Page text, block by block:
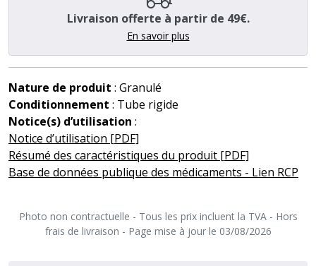
Livraison offerte à partir de 49€.
En savoir plus
Nature de produit : Granulé
Conditionnement : Tube rigide
Notice(s) d’utilisation :
Notice d’utilisation [PDF]
Résumé des caractéristiques du produit [PDF]
Base de données publique des médicaments - Lien RCP
Photo non contractuelle - Tous les prix incluent la TVA - Hors
frais de livraison - Page mise à jour le 03/08/2026